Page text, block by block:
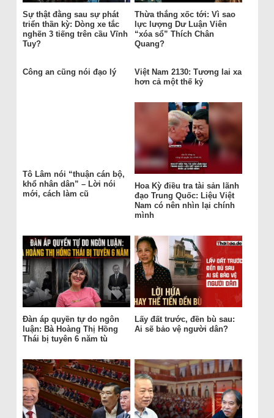
Sự thật đằng sau sự phát
triển thần kỳ: Dòng xe tắc
nghẽn 3 tiếng trên cầu Vĩnh
Tuy?
Thừa thắng xốc tới: Vì sao
lực lượng Dư Luận Viên
“xóa sổ” Thích Chân
Quang?
Công an cũng nói đạo lý
Việt Nam 2130: Tương lai xa
hơn cả một thế kỷ
Tô Lâm nói “thuận cán bộ,
khổ nhân dân” – Lời nói
mới, cách làm cũ
Hoa Kỳ điều tra tài sản lãnh
đạo Trung Quốc: Liệu Việt
Nam có nên nhìn lại chính
mình
Đàn áp quyền tự do ngôn
luận: Bà Hoàng Thị Hồng
Thái bị tuyên 6 năm tù
Lấy đất trước, đền bù sau:
Ai sẽ bảo vệ người dân?